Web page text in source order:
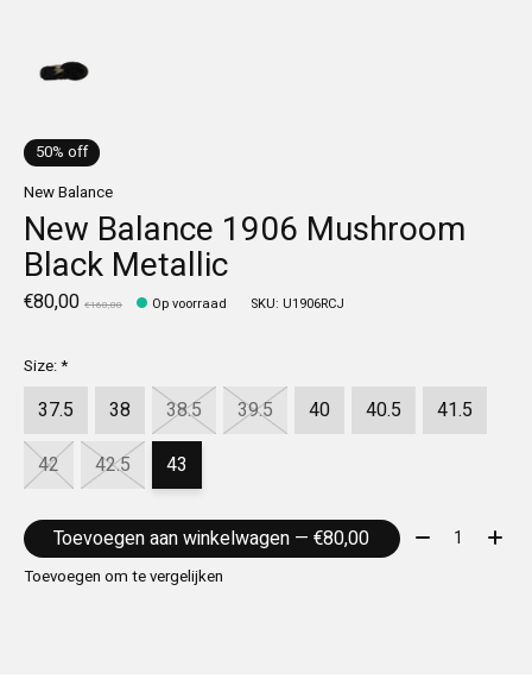
50% off
New Balance
New Balance 1906 Mushroom
Black Metallic
€80,00 €160,00 Op voorraad SKU: U1906RCJ
Size:*
37.5 38 38.5 39.5 40 40.5
41.5
42
42.5 43
Toevoegen aan winkelwagen — €80,00 Aantal:
Toevoegen om te vergelijken